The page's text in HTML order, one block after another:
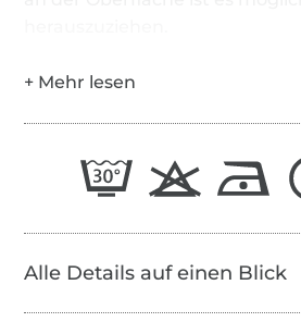
Alle Details auf einen Blick